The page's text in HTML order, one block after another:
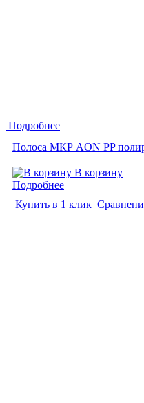
Подробнее
Полоса МКР AON PP
В корзину
Подробнее
Купить в 1 клик